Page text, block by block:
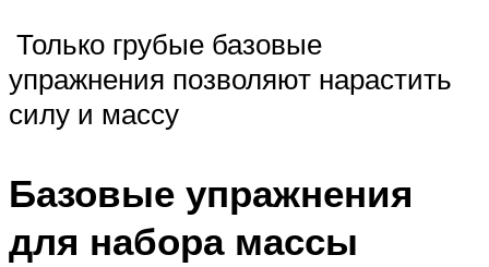
Только грубые базовые
упражнения позволяют нарастить
силу и массу
Базовые упражнения
для набора массы